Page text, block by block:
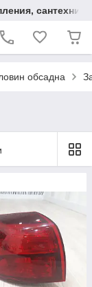
сантехники
обсадна